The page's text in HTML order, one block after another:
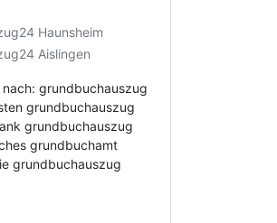
Haunsheim
Aislingen
grundbuchauszug
grundbuchauszug
grundbuchauszug
grundbuchamt
grundbuchauszug